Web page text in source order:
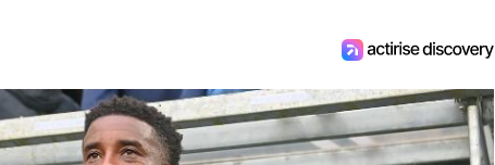
avec de la fraîcheur, et on a bien pratiqué le jeu de
la verticalité. On arrivait à bien jauger les différentes
à vouloir trop jouer alors que le jeu ne le demandait pas,
En coupe, on se fait éliminer aux penaltys. Cette semaine,